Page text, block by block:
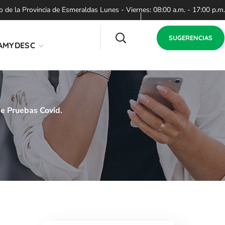
la Provincia de Esmeraldas Lunes - Viernes: 08:00 a.m. - 17:00 p.m.
SUGERENCIAS
Pruebas Covid.